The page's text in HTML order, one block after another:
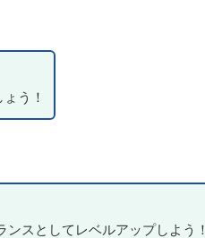
う！
スとしてレベルアップしよう！